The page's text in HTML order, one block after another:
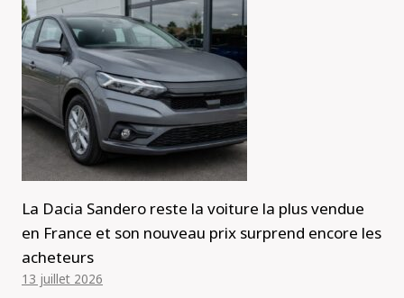
La Dacia Sandero reste la voiture la plus vendue
en France et son nouveau prix surprend encore les
acheteurs
13 juillet 2026